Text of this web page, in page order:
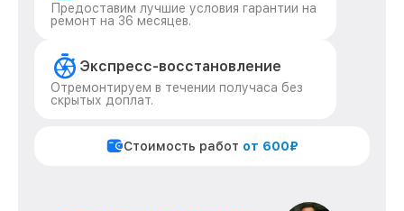
Предоставим лучшие условия гарантии на
ремонт на 36 месяцев.
Экспресс-восстановление
Отремонтируем в течении получаса без
скрытых доплат.
Стоимость работ от 600₽